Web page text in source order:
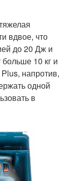
вдвое, что
до 20 Дж и
10 кг и
напротив,
одной
в